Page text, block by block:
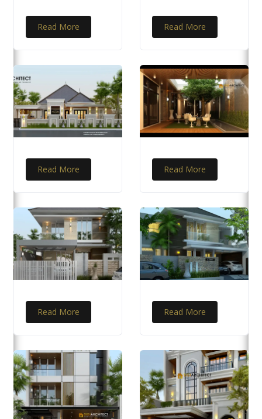
Read More Read More
Read More Read More
Read More Read More